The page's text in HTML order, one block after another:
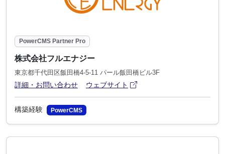
PowerCMS Partner Pro
株式会社フルエナジー
東京都千代田区飯田橋4-5-11 パール飯田橋ビル3F
詳細・お問い合わせ ウェブサイト
構築経験 PowerCMS